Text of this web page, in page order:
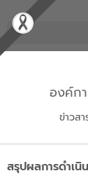
องค์ก
ข่าวส
สรุปผลการดำเนิ